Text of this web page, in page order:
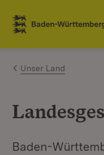
Zum Inhalt
Link zur Startseite
Unser Land
Baden-